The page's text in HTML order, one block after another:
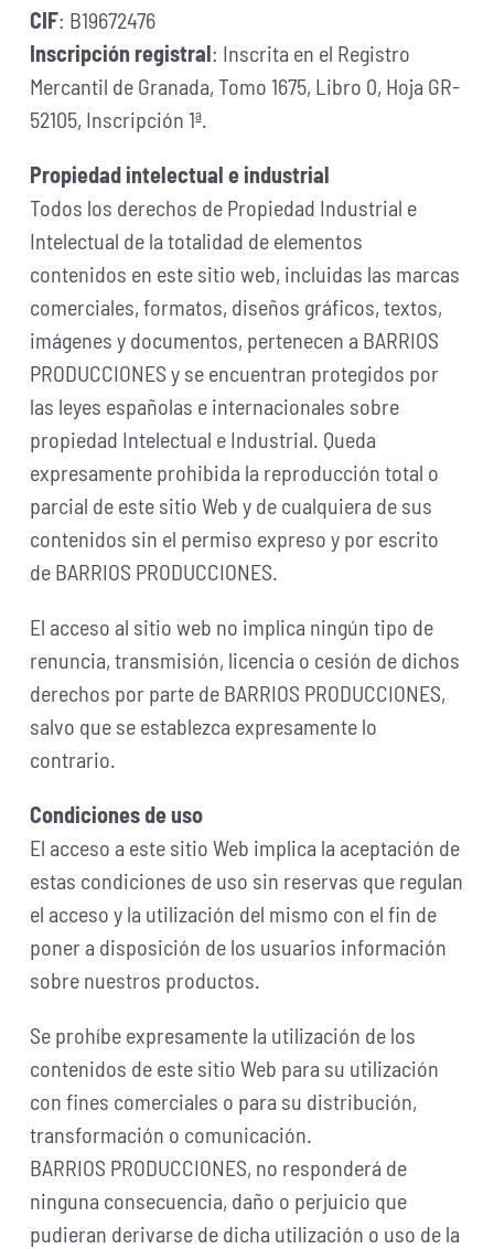
CIF: B19672476
Inscripción registral: Inscrita en el Registro
Mercantil de Granada, Tomo 1675, Libro 0, Hoja GR-
52105, Inscripción 1ª.
Propiedad intelectual e industrial
Todos los derechos de Propiedad Industrial e
Intelectual de la totalidad de elementos
contenidos en este sitio web, incluidas las marcas
comerciales, formatos, diseños gráficos, textos,
imágenes y documentos, pertenecen a BARRIOS
PRODUCCIONES y se encuentran protegidos por
las leyes españolas e internacionales sobre
propiedad Intelectual e Industrial. Queda
expresamente prohibida la reproducción total o
parcial de este sitio Web y de cualquiera de sus
contenidos sin el permiso expreso y por escrito
de BARRIOS PRODUCCIONES.
El acceso al sitio web no implica ningún tipo de
renuncia, transmisión, licencia o cesión de dichos
derechos por parte de BARRIOS PRODUCCIONES,
salvo que se establezca expresamente lo
contrario.
Condiciones de uso
El acceso a este sitio Web implica la aceptación de
estas condiciones de uso sin reservas que regulan
el acceso y la utilización del mismo con el fin de
poner a disposición de los usuarios información
sobre nuestros productos.
Se prohíbe expresamente la utilización de los
contenidos de este sitio Web para su utilización
con fines comerciales o para su distribución,
transformación o comunicación.
BARRIOS PRODUCCIONES, no responderá de
ninguna consecuencia, daño o perjuicio que
pudieran derivarse de dicha utilización o uso de la